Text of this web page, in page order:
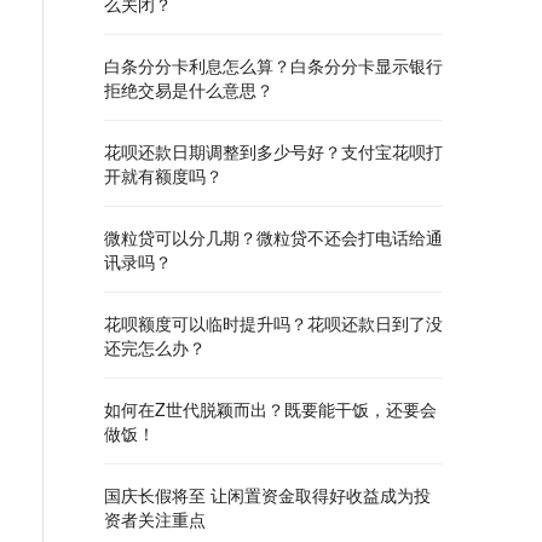
白条分分卡利息怎么算？白条分分卡显示银行
拒绝交易是什么意思？
花呗还款日期调整到多少号好？支付宝花呗打
开就有额度吗？
微粒贷可以分几期？微粒贷不还会打电话给通
讯录吗？
花呗额度可以临时提升吗？花呗还款日到了没
还完怎么办？
如何在Z世代脱颖而出？既要能干饭，还要会
做饭！
国庆长假将至 让闲置资金取得好收益成为投
资者关注重点